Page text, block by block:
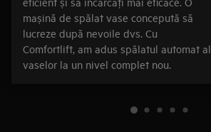
mașină de spălat vase concepută să
lucreze după nevoile dvs. Cu
Comfortlift, am adus spălatul automat al
vaselor la un nivel complet nou.